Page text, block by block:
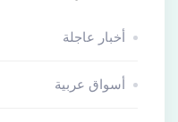
أخبار عاجلة
أسواق عربية